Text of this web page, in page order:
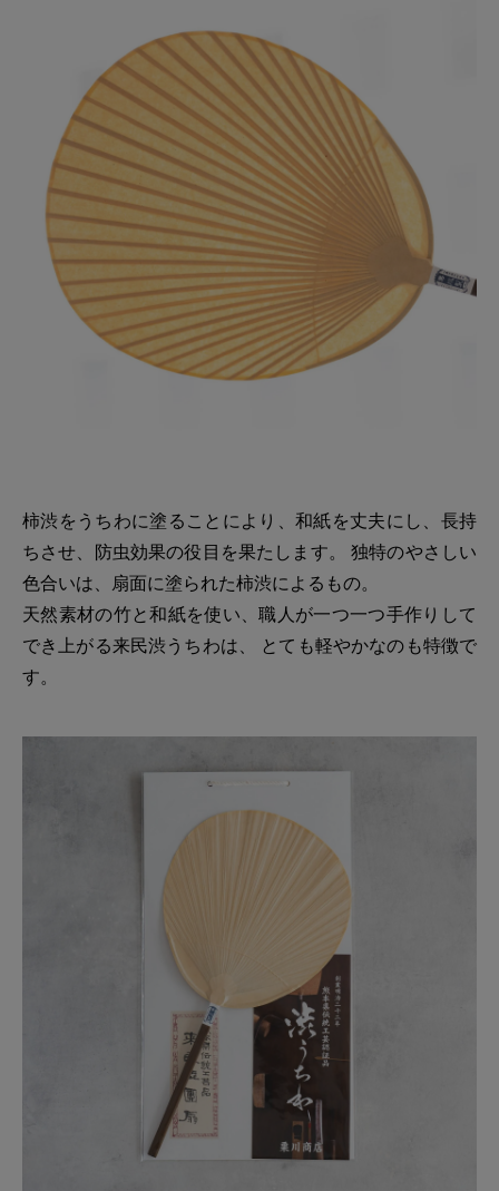
柿渋をうちわに塗ることにより、和紙を丈夫にし、長持
ちさせ、防虫効果の役目を果たします。 独特のやさしい
色合いは、扇面に塗られた柿渋によるもの。
天然素材の竹と和紙を使い、職人が一つ一つ手作りして
でき上がる来民渋うちわは、 とても軽やかなのも特徴で
す。